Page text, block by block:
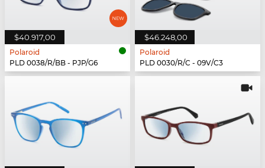
$40.917,00
Polaroid
PLD 0038/R/BB - PJP/G6
$46.248,00
Polaroid
PLD 0030/R/C - 09V/C3